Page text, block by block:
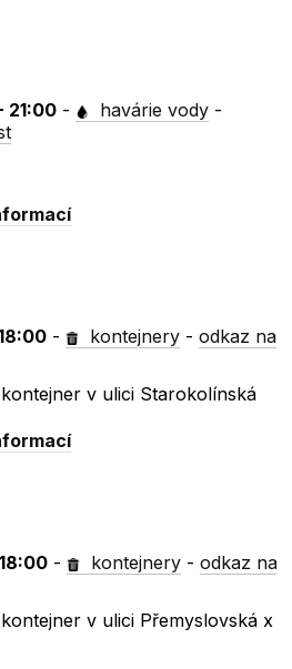
21:00 - havárie vody -
- kontejnery -odkaz na
v ulici Starokolínská
- kontejnery -odkaz na
v ulici Přemyslovská x